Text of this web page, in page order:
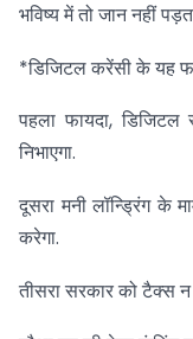
भविष्य में तो जान नहीं
*डिजिटल करेंसी के यह
पहला फायदा,
निभाएगा.
दूसरा मनी लॉन्ड्रिंग के
करेगा.
तीसरा सरकार को टैक्स